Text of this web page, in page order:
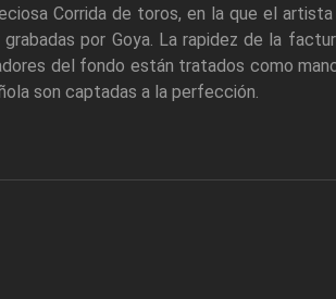
Corrida de toros, en la que el
por Goya. La rapidez de la
del fondo están tratados como
son captadas a la perfección.